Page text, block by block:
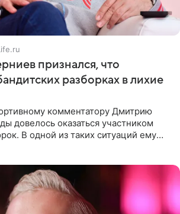
признался, что
разборках в лихие
комментатору Дмитрию
довелось оказаться участником
В одной из таких ситуаций ему